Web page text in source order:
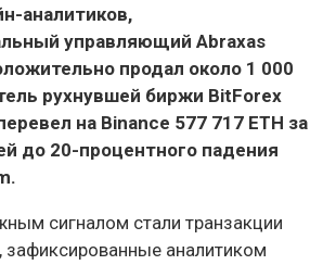
аналитиков,
управляющий Abraxas
продал около 1 000
рухнувшей биржи BitForex
на Binance 577 717 ETH за
до 20-процентного падения
сигналом стали транзакции
зафиксированные аналитиком